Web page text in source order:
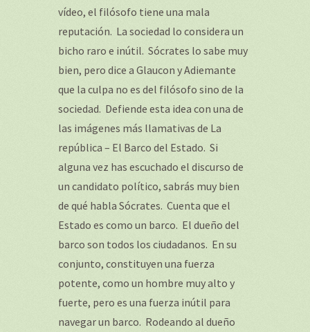
vídeo, el filósofo tiene una mala
reputación. La sociedad lo considera un
bicho raro e inútil. Sócrates lo sabe muy
bien, pero dice a Glaucon y Adiemante
que la culpa no es del filósofo sino de la
sociedad. Defiende esta idea con una de
las imágenes más llamativas de La
república – El Barco del Estado. Si
alguna vez has escuchado el discurso de
un candidato político, sabrás muy bien
de qué habla Sócrates. Cuenta que el
Estado es como un barco. El dueño del
barco son todos los ciudadanos. En su
conjunto, constituyen una fuerza
potente, como un hombre muy alto y
fuerte, pero es una fuerza inútil para
navegar un barco. Rodeando al dueño